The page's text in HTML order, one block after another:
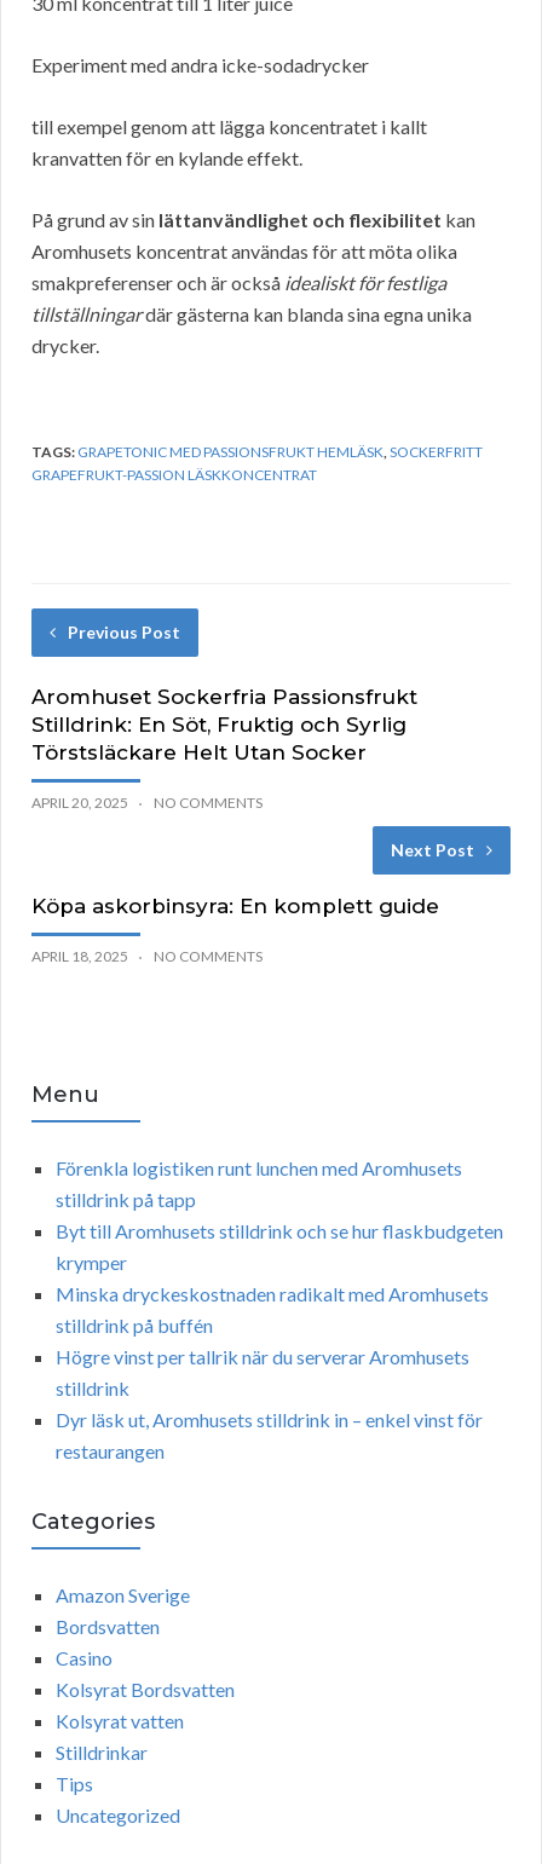
Experiment med andra icke-sodadrycker
till exempel genom att lägga koncentratet i kallt
kranvatten för en kylande effekt.
På grund av sin lättanvändlighet och flexibilitet kan
Aromhusets koncentrat användas för att möta olika
smakpreferenser och är också idealiskt för festliga
tillställningardär gästerna kan blanda sina egna unika
drycker.
TAGS: GRAPETONIC MED PASSIONSFRUKT HEMLÄSK,SOCKERFRITT
GRAPEFRUKT-PASSION LÄSKKONCENTRAT
Previous Post
Aromhuset Sockerfria Passionsfrukt
Stilldrink: En Söt, Fruktig och Syrlig
Törstsläckare Helt Utan Socker
APRIL 20, 2025 NO COMMENTS
Next Post
Köpa askorbinsyra: En komplett guide
APRIL 18, 2025 NO COMMENTS
Menu
Förenkla logistiken runt lunchen med Aromhusets
stilldrink på tapp
Byt till Aromhusets stilldrink och se hur flaskbudgeten
krymper
Minska dryckeskostnaden radikalt med Aromhusets
stilldrink på buffén
Högre vinst per tallrik när du serverar Aromhusets
stilldrink
Dyr läsk ut, Aromhusets stilldrink in – enkel vinst för
restaurangen
Categories
Amazon Sverige
Bordsvatten
Casino
Kolsyrat Bordsvatten
Kolsyrat vatten
Stilldrinkar
Tips
Uncategorized